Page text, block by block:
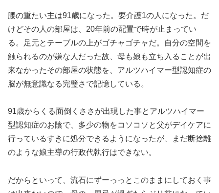
腰の重たい主は91歳になった。要介護1の人になった。だ
けどその人の部屋は、20年前の配置で時が止まってい
る。足元とテーブルの上がゴチャゴチャだ。自分の空間を
触られるのが嫌な人だった故、母も娘も立ち入ることが出
来なかったその部屋の状態を、アルツハイマー型認知症の
脳が無意識なる完璧さで記憶している。
91歳からくる面倒くささが出現した事とアルツハイマー
型認知症のお陰で、多少の物をコソコソと父がデイケアに
行っているすきに処分できるようになったが、まだ断捨離
のような娘主導の行政代執行はできない。
だからといって、流石にずーっっとこのままにしておく事